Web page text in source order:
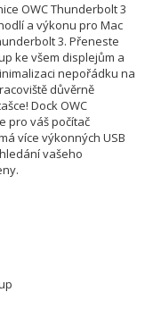
OWC Thunderbolt 3
a výkonu pro Mac
3. Přeneste
ke všem displejům a
nepořádku na
důvěrně
Dock OWC
pro váš počítač
více výkonných USB
vašeho